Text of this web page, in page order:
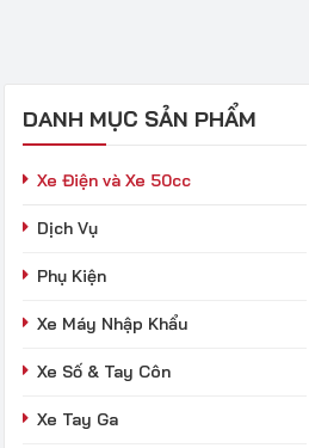
DANH MỤC SẢN PHẨM
Dịch Vụ
Phụ Kiện
Xe Điện và Xe 50cc
Xe Máy Nhập Khẩu
Xe Số & Tay Côn
Xe Tay Ga